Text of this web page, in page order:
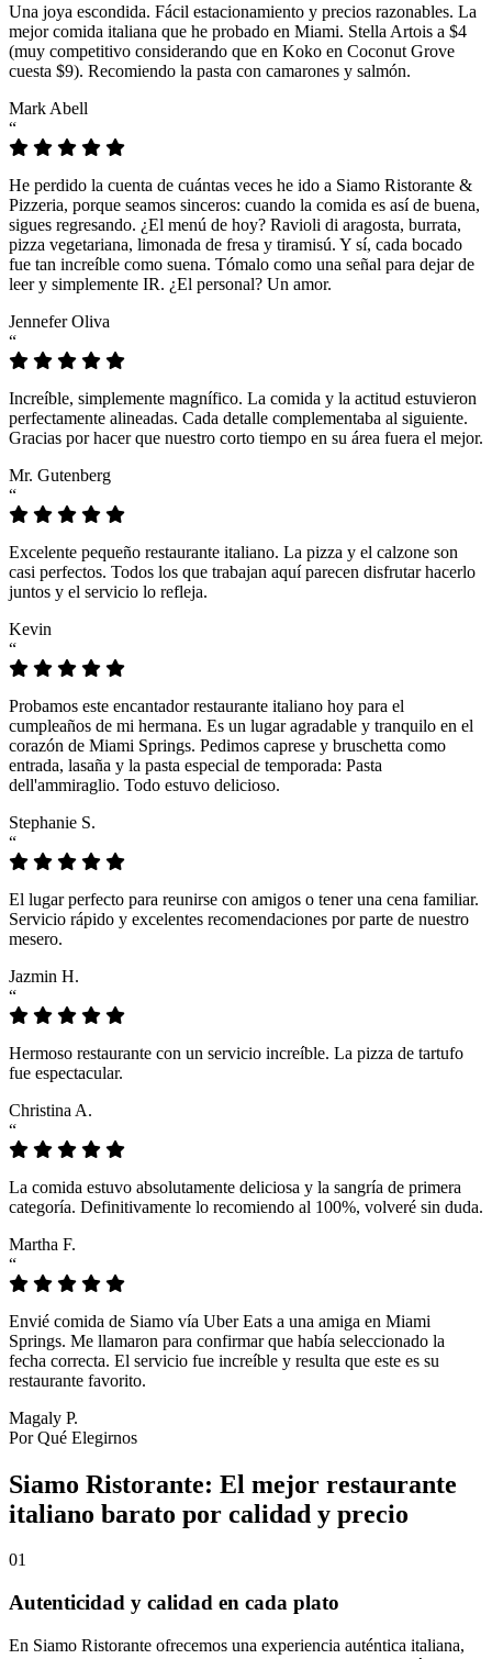
Una joya escondida. Fácil estacionamiento y precios razonables. La
mejor comida italiana que he probado en Miami. Stella Artois a $4
(muy competitivo considerando que en Koko en Coconut Grove
cuesta $9). Recomiendo la pasta con camarones y salmón.
Mark Abell
“
He perdido la cuenta de cuántas veces he ido a Siamo Ristorante &
Pizzeria, porque seamos sinceros: cuando la comida es así de buena,
sigues regresando. ¿El menú de hoy? Ravioli di aragosta, burrata,
pizza vegetariana, limonada de fresa y tiramisú. Y sí, cada bocado
fue tan increíble como suena. Tómalo como una señal para dejar de
leer y simplemente IR. ¿El personal? Un amor.
Jennefer Oliva
“
Increíble, simplemente magnífico. La comida y la actitud estuvieron
perfectamente alineadas. Cada detalle complementaba al siguiente.
Gracias por hacer que nuestro corto tiempo en su área fuera el mejor.
Mr. Gutenberg
“
Excelente pequeño restaurante italiano. La pizza y el calzone son
casi perfectos. Todos los que trabajan aquí parecen disfrutar hacerlo
juntos y el servicio lo refleja.
Kevin
“
Probamos este encantador restaurante italiano hoy para el
cumpleaños de mi hermana. Es un lugar agradable y tranquilo en el
corazón de Miami Springs. Pedimos caprese y bruschetta como
entrada, lasaña y la pasta especial de temporada: Pasta
dell'ammiraglio. Todo estuvo delicioso.
Stephanie S.
“
El lugar perfecto para reunirse con amigos o tener una cena familiar.
Servicio rápido y excelentes recomendaciones por parte de nuestro
mesero.
Jazmin H.
“
Hermoso restaurante con un servicio increíble. La pizza de tartufo
fue espectacular.
Christina A.
“
La comida estuvo absolutamente deliciosa y la sangría de primera
categoría. Definitivamente lo recomiendo al 100%, volveré sin duda.
Martha F.
“
Envié comida de Siamo vía Uber Eats a una amiga en Miami
Springs. Me llamaron para confirmar que había seleccionado la
fecha correcta. El servicio fue increíble y resulta que este es su
restaurante favorito.
Magaly P.
Por Qué Elegirnos
Siamo Ristorante: El mejor restaurante
italiano barato por calidad y precio
01
Autenticidad y calidad en cada plato
En Siamo Ristorante ofrecemos una experiencia auténtica italiana,